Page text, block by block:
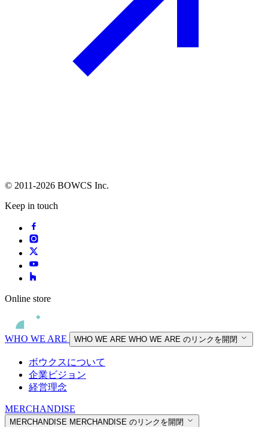
© 2011-2026 BOWCS Inc.
Keep in touch
Online store
WHO WE ARE WHO WE ARE WHO WE ARE のリンクを開閉
ボウクスについて
企業ビジョン
経営理念
MERCHANDISE
MERCHANDISE MERCHANDISE のリンクを開閉